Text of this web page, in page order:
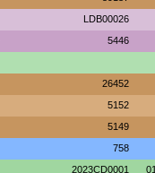
LDB00026
5446
26452
5152
5149
758
2023CD0001